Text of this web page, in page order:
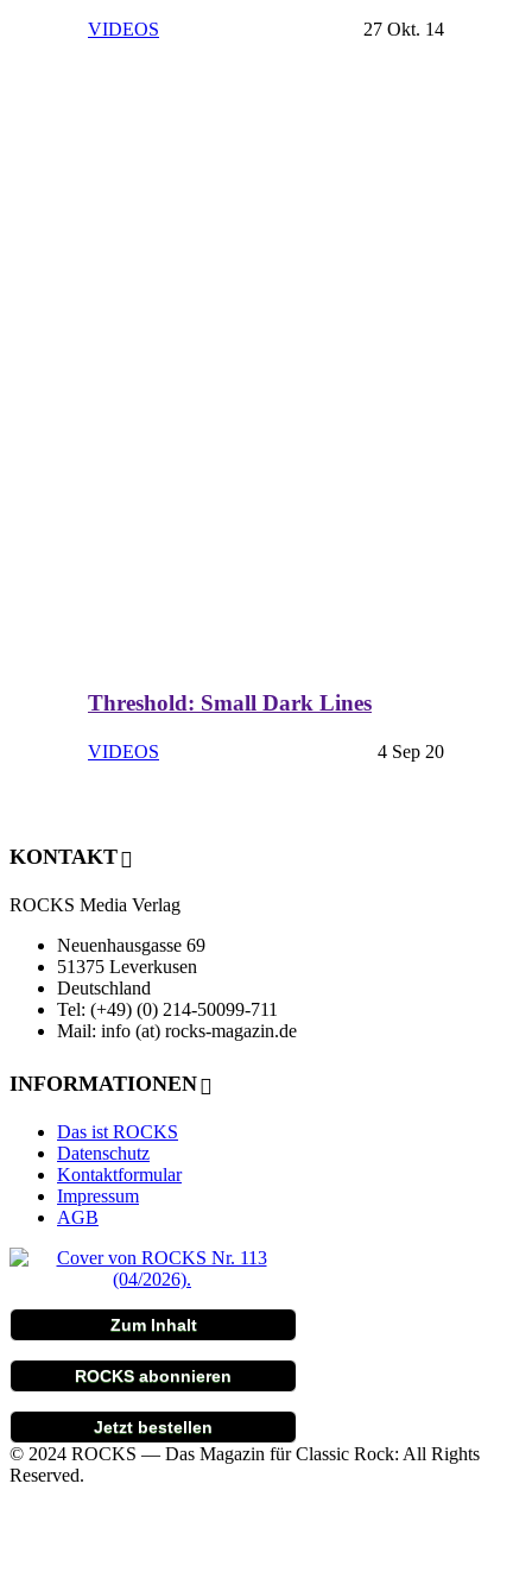
VIDEOS 27 Okt. 14
Threshold: Small Dark Lines
VIDEOS 4 Sep 20
KONTAKT
ROCKS Media Verlag
Neuenhausgasse 69
51375 Leverkusen
Deutschland
Tel: (+49) (0) 214-50099-711
Mail: info (at) rocks-magazin.de
INFORMATIONEN
Das ist ROCKS
Datenschutz
Kontaktformular
Impressum
AGB
Zum Inhalt
ROCKS abonnieren
Jetzt bestellen
© 2024 ROCKS — Das Magazin für Classic Rock: All Rights
Reserved.